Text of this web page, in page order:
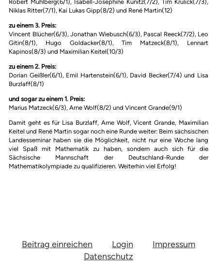
Robert Mühlberg(6/1), Isabell-Josephine Künitz(7/2), Tim Krulick(7/3),
Niklas Ritter(7/1), Kai Lukas Gipp(8/2) und René Martin(12)
zu einem 3. Preis:
Vincent Blücher(6/3), Jonathan Wiebusch(6/3), Pascal Reeck(7/2), Leo
Gitin(8/1), Hugo Goldacker(8/1), Tim Matzeck(8/1), Lennart
Kapinos(8/3) und Maximilian Keitel(10/3)
zu einem 2. Preis:
Dorian Geißler(6/1), Emil Hartenstein(6/1), David Becker(7/4) und Lisa
Burzlaff(8/1)
und sogar zu einem 1. Preis:
Marius Matzeck(6/3), Arne Wolf(8/2) und Vincent Grande(9/1)
Damit geht es für Lisa Burzlaff, Arne Wolf, Vicent Grande, Maximilian
Keitel und René Martin sogar noch eine Runde weiter: Beim sächsischen
Landesseminar haben sie die Möglichkeit, nicht nur eine Woche lang
viel Spaß mit Mathematik zu haben, sondern auch sich für die
Sächsische Mannschaft der Deutschland-Runde der
Mathematikolympiade zu qualifizieren. Weiterhin viel Erfolg!
Beitrag einreichen Login
Impressum
Datenschutz